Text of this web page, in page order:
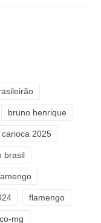
bruno henrique
2025
brasil
flamengo
mg